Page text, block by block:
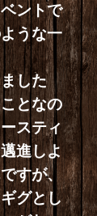
ントで
うな一
した
となの
スティ
進しよ
すが、
グとし